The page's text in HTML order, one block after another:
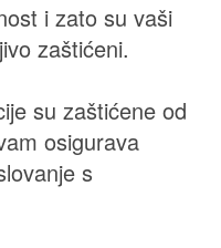
i zato su vaši
zaštićeni.
su zaštićene od
osigurava
s